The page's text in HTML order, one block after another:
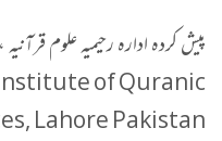
پیش کردہ ادارہ رحیمیہ علوم
of Quranic
Lahore Pakistan